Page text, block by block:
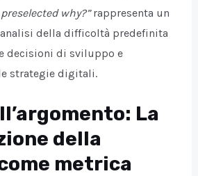
why?”rappresenta un
della difficoltà predefinita
decisioni di sviluppo e
strategie digitali.
La
della
metrica